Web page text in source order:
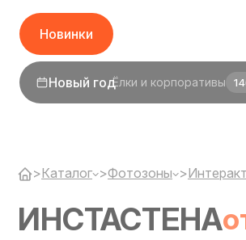
Новинки
1 сентябряДень знаний 24 дня
Новый годЁлки и корпоративы
>Каталог >Фотозоны >
ИНСТАСТЕНА